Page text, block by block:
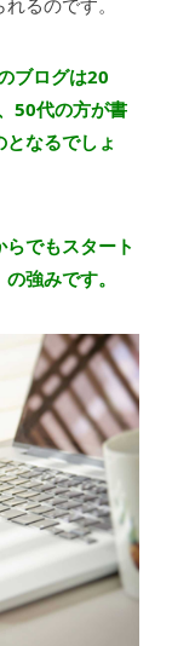
るのです。
ブログは20
50代の方が書
なるでしょ
でもスタート
強みです。